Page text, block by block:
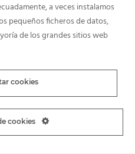
709 245
8 - Fuengirola - Málaga
Política De Privacidad
Política De Devoluciones
Sevilla Barcelona Valencia
a veces instalamos
pequeños ficheros de datos,
de los grandes sitios web
cookies
cookies